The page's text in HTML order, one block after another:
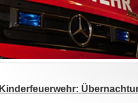
Kinderfeuerwehr: